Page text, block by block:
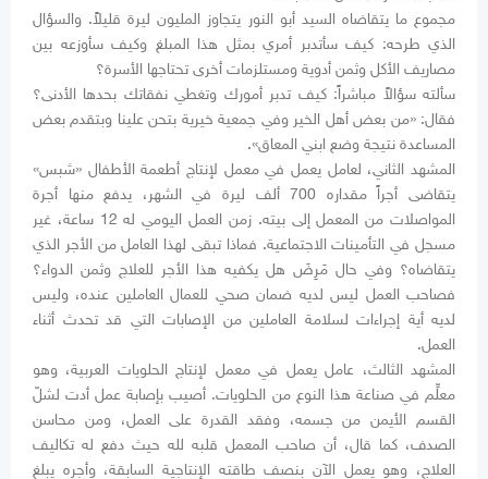
مجموع ما يتقاضاه السيد أبو النور يتجاوز المليون ليرة قليلاً. والسؤال
الذي طرحه: كيف سأتدبر أمري بمثل هذا المبلغ وكيف سأوزعه بين
مصاريف الأكل وثمن أدوية ومستلزمات أخرى تحتاجها الأسرة؟
سألته سؤالاً مباشراً: كيف تدبر أمورك وتغطي نفقاتك بحدها الأدنى؟
فقال: «من بعض أهل الخير وفي جمعية خيرية بتحن علينا وبتقدم بعض
المساعدة نتيجة وضع ابني المعاق».
المشهد الثاني، لعامل يعمل في معمل لإنتاج أطعمة الأطفال «شبس»
يتقاضى أجراً مقداره 700 ألف ليرة في الشهر، يدفع منها أجرة
المواصلات من المعمل إلى بيته. زمن العمل اليومي له 12 ساعة، غير
مسجل في التأمينات الاجتماعية. فماذا تبقى لهذا العامل من الأجر الذي
يتقاضاه؟ وفي حال مَرِضَ هل يكفيه هذا الأجر للعلاج وثمن الدواء؟
فصاحب العمل ليس لديه ضمان صحي للعمال العاملين عنده، وليس
لديه أية إجراءات لسلامة العاملين من الإصابات التي قد تحدث أثناء
العمل.
المشهد الثالث، عامل يعمل في معمل لإنتاج الحلويات العربية، وهو
معلِّم في صناعة هذا النوع من الحلويات. أصيب بإصابة عمل أدت لشلّ
القسم الأيمن من جسمه، وفقد القدرة على العمل، ومن محاسن
الصدف، كما قال، أن صاحب المعمل قلبه لله حيث دفع له تكاليف
العلاج، وهو يعمل الآن بنصف طاقته الإنتاجية السابقة، وأجره يبلغ